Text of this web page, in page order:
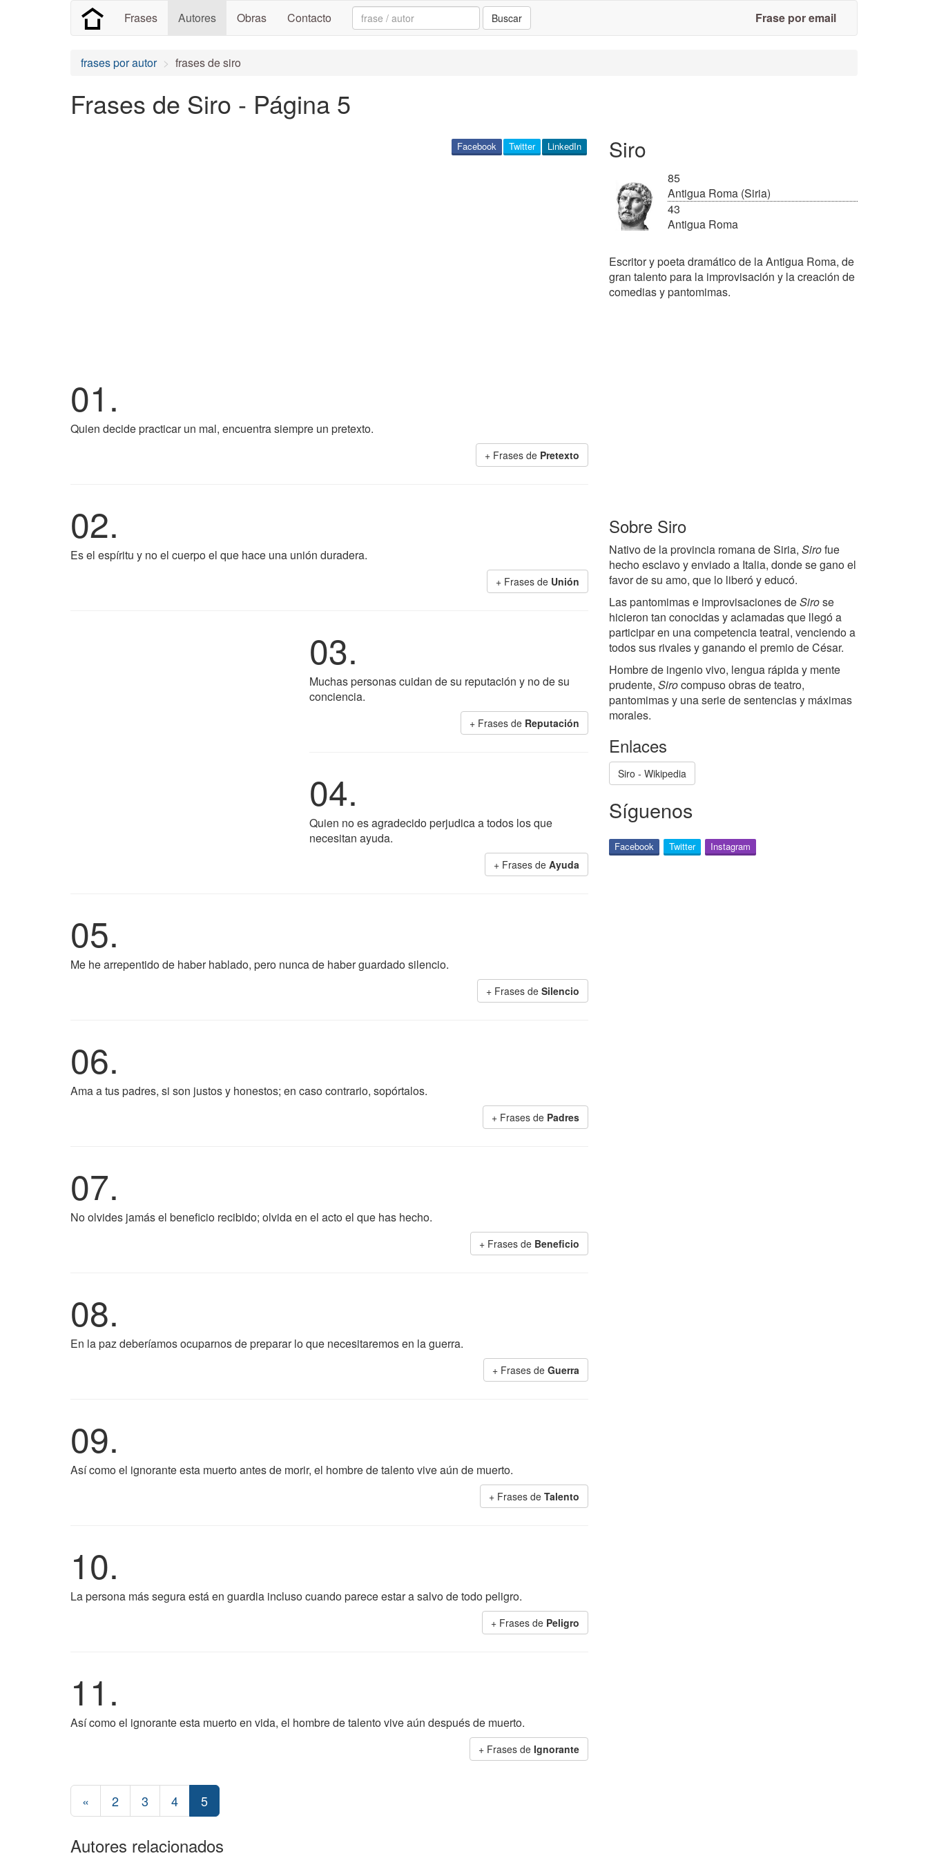
Frases Autores Obras Contacto Search: Buscar Frase por email
frases por autor frases de siro
Frases de Siro - Página 5
LinkedIn
Twitter
Facebook
01.
Quien decide practicar un mal, encuentra siempre un pretexto.
+ Frases de Pretexto
02.
Es el espíritu y no el cuerpo el que hace una unión duradera.
+ Frases de Unión
03.
Muchas personas cuidan de su reputación y no de su
conciencia.
+ Frases de Reputación
04.
Quien no es agradecido perjudica a todos los que
necesitan ayuda.
+ Frases de Ayuda
05.
Me he arrepentido de haber hablado, pero nunca de haber guardado silencio.
+ Frases de Silencio
06.
Ama a tus padres, si son justos y honestos; en caso contrario, sopórtalos.
+ Frases de Padres
07.
No olvides jamás el beneficio recibido; olvida en el acto el que has hecho.
+ Frases de Beneficio
08.
En la paz deberíamos ocuparnos de preparar lo que necesitaremos en la guerra.
+ Frases de Guerra
09.
Así como el ignorante esta muerto antes de morir, el hombre de talento vive aún de muerto.
+ Frases de Talento
10.
La persona más segura está en guardia incluso cuando parece estar a salvo de todo peligro.
+ Frases de Peligro
11.
Así como el ignorante esta muerto en vida, el hombre de talento vive aún después de muerto.
+ Frases de Ignorante
« 2 3 4 5
Autores relacionados
Siro
85
Antigua Roma (Siria)
43
Antigua Roma
Escritor y poeta dramático de la Antigua Roma, de
gran talento para la improvisación y la creación de
comedias y pantomimas.
Sobre Siro
Nativo de la provincia romana de Siria, Sirofue
hecho esclavo y enviado a Italia, donde se gano el
favor de su amo, que lo liberó y educó.
Las pantomimas e improvisaciones deSirose
hicieron tan conocidas y aclamadas que llegó a
participar en una competencia teatral, venciendo a
todos sus rivales y ganando el premio de César.
Hombre de ingenio vivo, lengua rápida y mente
prudente, Sirocompuso obras de teatro,
pantomimas y una serie de sentencias y máximas
morales.
Enlaces
Siro - Wikipedia
Síguenos
Facebook Twitter Instagram